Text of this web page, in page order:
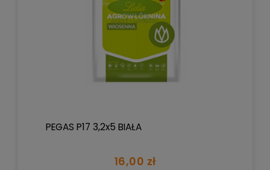
PEGAS P17 3,2x5 BIAŁA
16,00 zł